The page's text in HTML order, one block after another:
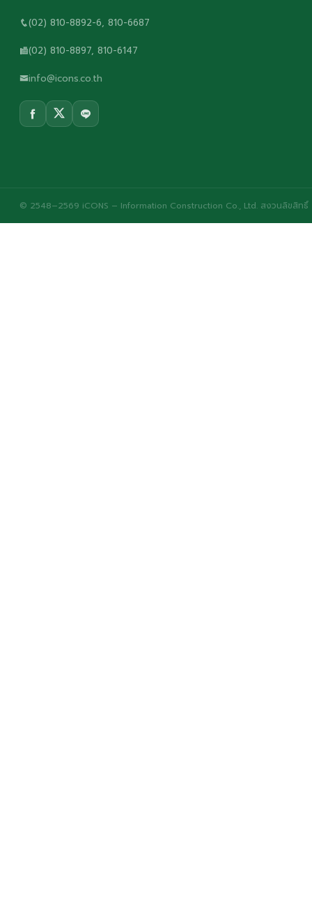
(02) 810-8892-6, 810-6687
(02) 810-8897, 810-6147
info@icons.co.th
© 2548–2569 iCONS – Information Construction Co., Ltd. สงวนลิขสิทธิ์